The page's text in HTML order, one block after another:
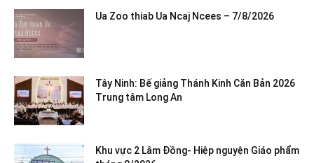
Ua Zoo thiab Ua Ncaj Ncees – 7/8/2026
Tây Ninh: Bế giảng Thánh Kinh Căn Bản 2026
Trung tâm Long An
Khu vực 2 Lâm Đồng- Hiệp nguyện Giáo phẩm